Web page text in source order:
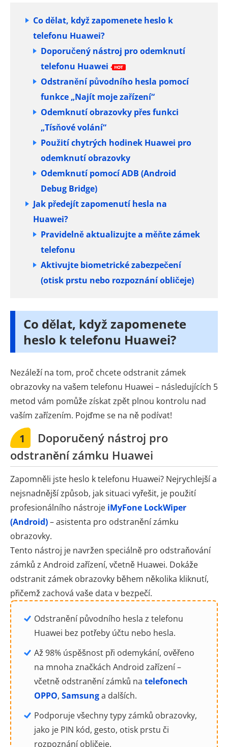
Co dělat, když zapomenete heslo k
telefonu Huawei?
Doporučený nástroj pro odemknutí
telefonu Huawei
Odstranění původního hesla pomocí
funkce „Najít moje zařízení“
Odemknutí obrazovky přes funkci
„Tísňové volání“
Použití chytrých hodinek Huawei pro
odemknutí obrazovky
Odemknutí pomocí ADB (Android
Debug Bridge)
Jak předejít zapomenutí hesla na
Huawei?
Pravidelně aktualizujte a měňte zámek
telefonu
Aktivujte biometrické zabezpečení
(otisk prstu nebo rozpoznání obličeje)
Co dělat, když zapomenete
heslo k telefonu Huawei?
Nezáleží na tom, proč chcete odstranit zámek
obrazovky na vašem telefonu Huawei – následujících 5
metod vám pomůže získat zpět plnou kontrolu nad
vaším zařízením. Pojďme se na ně podívat!
1
Doporučený nástroj pro
odstranění zámku Huawei
Zapomněli jste heslo k telefonu Huawei? Nejrychlejší a
nejsnadnější způsob, jak situaci vyřešit, je použití
profesionálního nástroje iMyFone LockWiper
(Android)– asistenta pro odstranění zámku
obrazovky.
Tento nástroj je navržen speciálně pro odstraňování
zámků z Android zařízení, včetně Huawei. Dokáže
odstranit zámek obrazovky během několika kliknutí,
přičemž zachová vaše data v bezpečí.
Odstranění původního hesla z telefonu
Huawei bez potřeby účtu nebo hesla.
Až 98% úspěšnost při odemykání, ověřeno
na mnoha značkách Android zařízení –
včetně odstranění zámků na telefonech
OPPO, Samsunga dalších.
Podporuje všechny typy zámků obrazovky,
jako je PIN kód, gesto, otisk prstu či
rozpoznání obličeje.